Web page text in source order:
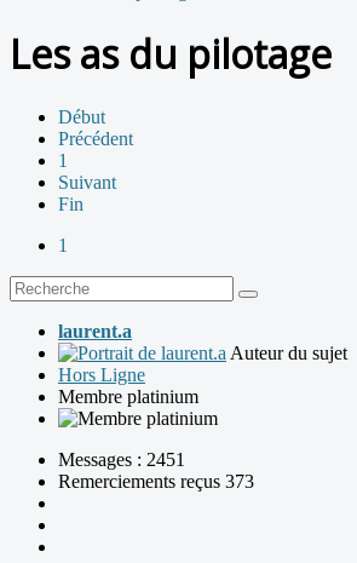
Les as du pilotage
Début
Précédent
1
Suivant
Fin
1
laurent.a
Auteur du sujet
Hors Ligne
Membre platinium
Messages : 2451
Remerciements reçus 373